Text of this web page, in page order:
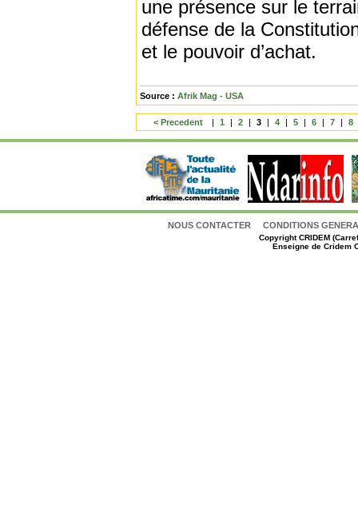
une présence sur le
défense de la
et le pouvoir d’achat.
Source : Afrik Mag - USA
< Precedent | 1 | 2 | 3 | 4 | 5 | 6 | 7 | 8
NOUS CONTACTER CONDITIONS
CopyrightCRIDEM
Enseigne de Cridem